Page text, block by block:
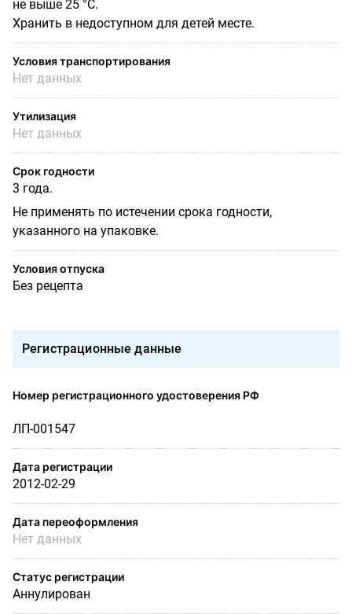
не выше 25 °С.
Хранить в недоступном для детей месте.
Условия транспортирования
Нет данных
Утилизация
Нет данных
Срок годности
3 года.
Не применять по истечении срока годности,
указанного на упаковке.
Условия отпуска
Без рецепта
Регистрационные данные
Номер регистрационного удостоверения РФ
ЛП-001547
Дата регистрации
2012-02-29
Дата переоформления
Нет данных
Статус регистрации
Аннулирован